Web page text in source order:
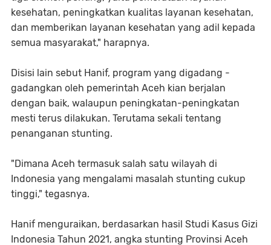
kesehatan, peningkatkan kualitas layanan kesehatan,
dan memberikan layanan kesehatan yang adil kepada
semua masyarakat," harapnya.
Disisi lain sebut Hanif, program yang digadang -
gadangkan oleh pemerintah Aceh kian berjalan
dengan baik, walaupun peningkatan-peningkatan
mesti terus dilakukan. Terutama sekali tentang
penanganan stunting.
"Dimana Aceh termasuk salah satu wilayah di
Indonesia yang mengalami masalah stunting cukup
tinggi," tegasnya.
Hanif menguraikan, berdasarkan hasil Studi Kasus Gizi
Indonesia Tahun 2021, angka stunting Provinsi Aceh